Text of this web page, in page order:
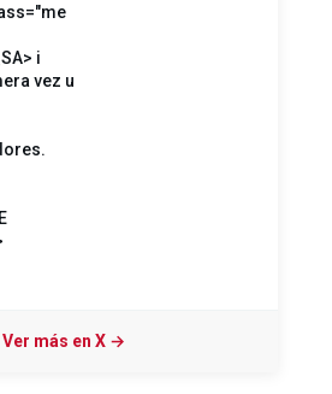
> i
vez u
@usofrenteobrero
Ver más en X →